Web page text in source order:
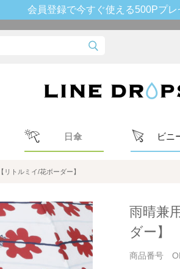
会員登録で今すぐ使える500Pプレ
日傘 ビニ
トルミイ/花ボーダー】
雨晴兼
ダー】
商品番号